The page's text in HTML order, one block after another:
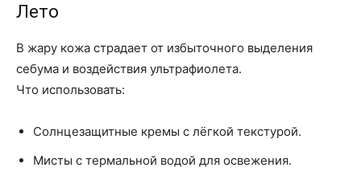
Лето
В жару кожа страдает от избыточного выделения
себума и воздействия ультрафиолета.
Что использовать:
Солнцезащитные кремы с лёгкой текстурой.
Мисты с термальной водой для освежения.